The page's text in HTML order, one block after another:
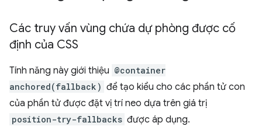
Các truy vấn vùng chứa dự phòng được cố
định của CSS
Tính năng này giới thiệu @container
anchored(fallback) để tạo kiểu cho các phần tử con
của phần tử được đặt vị trí neo dựa trên giá trị
position-try-fallbacks được áp dụng.